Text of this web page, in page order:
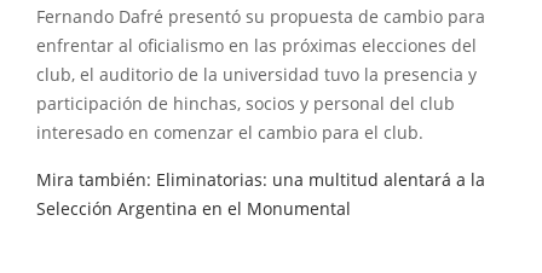
Fernando Dafré presentó su propuesta de cambio para
enfrentar al oficialismo en las próximas elecciones del
club, el auditorio de la universidad tuvo la presencia y
participación de hinchas, socios y personal del club
interesado en comenzar el cambio para el club.
Mira también: Eliminatorias: una multitud alentará a la
Selección Argentina en el Monumental